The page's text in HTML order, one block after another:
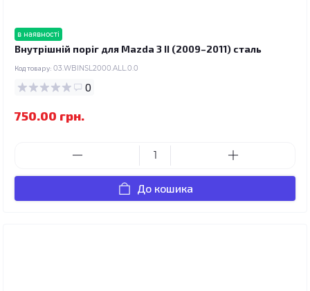
в наявності
Внутрішній поріг для Mazda 3 II (2009–2011) сталь
Код товару: 03.WBINSL2000.ALL.0.0
0
750.00 грн.
До кошика